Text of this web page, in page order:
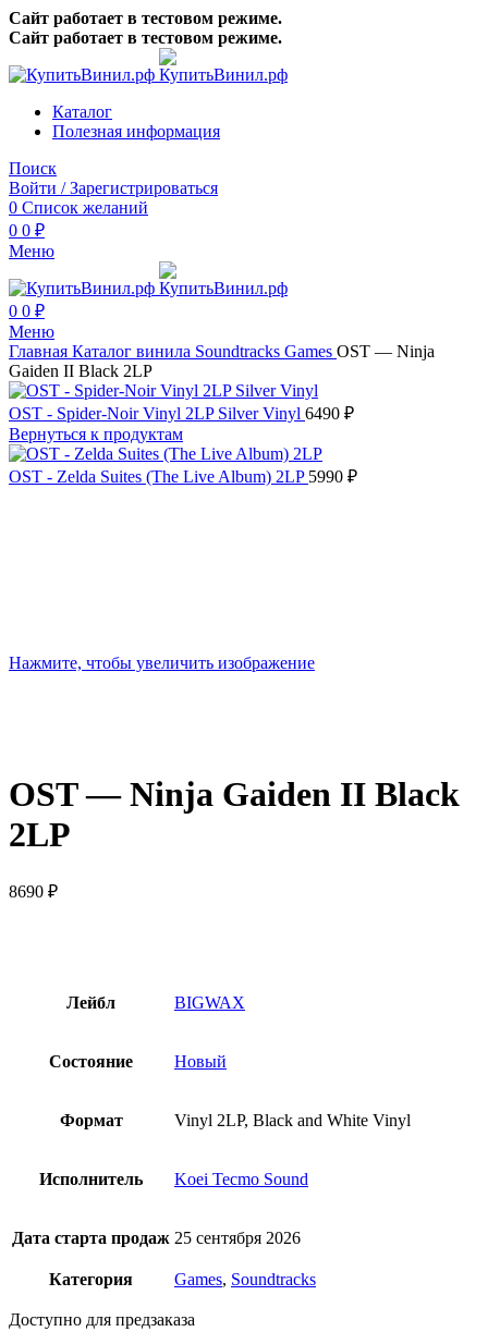
Сайт работает в тестовом режиме.
Сайт работает в тестовом режиме.
Каталог
Полезная информация
Поиск
Войти / Зарегистрироваться
0 Список желаний
0 0 ₽
Меню
0 0 ₽
Меню
Главная Каталог винила Soundtracks Games OST — Ninja
Gaiden II Black 2LP
OST - Spider-Noir Vinyl 2LP Silver Vinyl 6490 ₽
Вернуться к продуктам
OST - Zelda Suites (The Live Album) 2LP 5990 ₽
Нажмите, чтобы увеличить изображение
OST — Ninja Gaiden II Black
2LP
8690 ₽
Лейбл BIGWAX
Состояние Новый
Формат Vinyl 2LP, Black and White Vinyl
Исполнитель Koei Tecmo Sound
Дата старта продаж 25 сентября 2026
Категория Games, Soundtracks
Доступно для предзаказа